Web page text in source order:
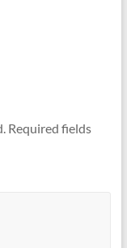
Required fields